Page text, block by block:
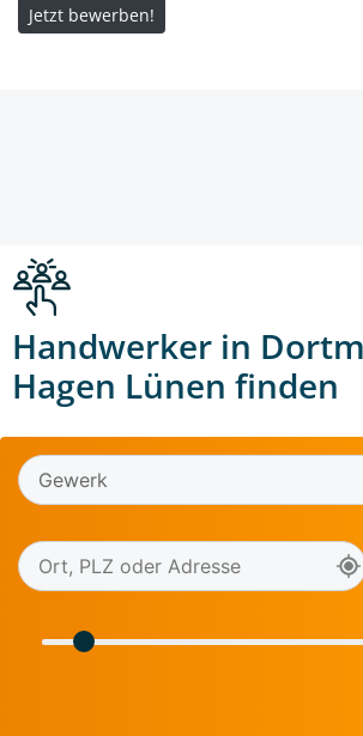
Jetzt bewerben!
Handwerker in
Hagen Lünen finden